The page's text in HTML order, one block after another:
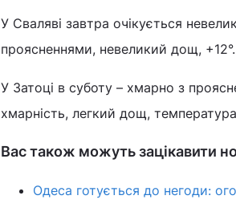
У Сваляві завтра очікується
проясненнями, невеликий дощ,
У Затоці в суботу – хмарно з
хмарність, легкий дощ, температура
Вас також можуть зацікавити
Одеса готується до негоди: